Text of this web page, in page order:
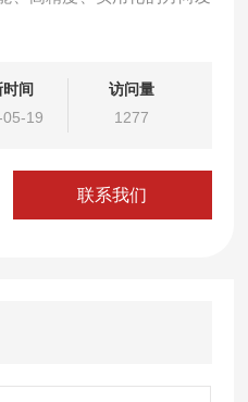
时间
19
访问量
1277
联系我们